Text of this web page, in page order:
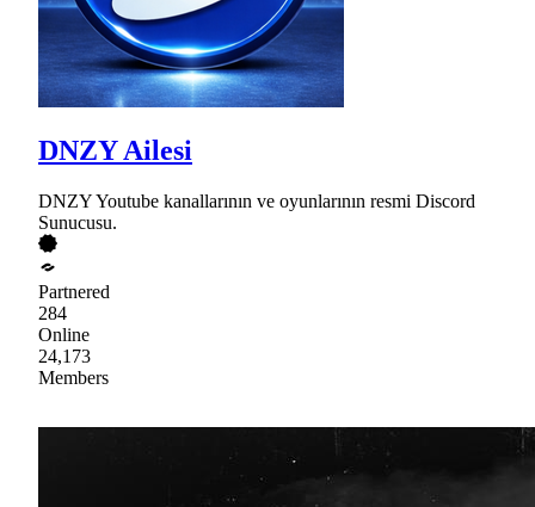
DNZY Ailesi
DNZY Youtube kanallarının ve oyunlarının resmi Discord
Sunucusu.
Partnered
284
Online
24,173
Members